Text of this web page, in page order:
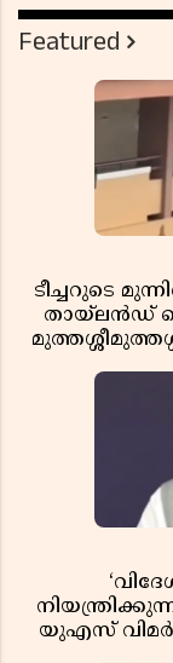
Featured
ടീച്ചറുടെ
തായ്‌ലൻഡ്
യുഎസ്